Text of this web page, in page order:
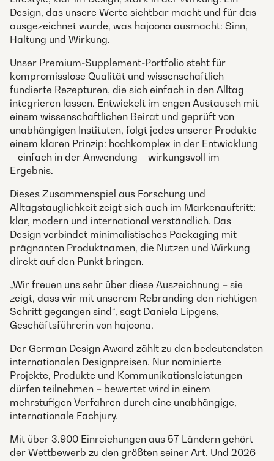
Design, das unsere Werte sichtbar macht und für das
ausgezeichnet wurde, was hajoona ausmacht: Sinn,
Haltung und Wirkung.
Unser Premium-Supplement-Portfolio steht für
kompromisslose Qualität und wissenschaftlich
fundierte Rezepturen, die sich einfach in den Alltag
integrieren lassen. Entwickelt im engen Austausch mit
einem wissenschaftlichen Beirat und geprüft von
unabhängigen Instituten, folgt jedes unserer Produkte
einem klaren Prinzip: hochkomplex in der Entwicklung
– einfach in der Anwendung – wirkungsvoll im
Ergebnis.
Dieses Zusammenspiel aus Forschung und
Alltagstauglichkeit zeigt sich auch im Markenauftritt:
klar, modern und international verständlich. Das
Design verbindet minimalistisches Packaging mit
prägnanten Produktnamen, die Nutzen und Wirkung
direkt auf den Punkt bringen.
„Wir freuen uns sehr über diese Auszeichnung – sie
zeigt, dass wir mit unserem Rebranding den richtigen
Schritt gegangen sind“, sagt Daniela Lipgens,
Geschäftsführerin von hajoona.
Der German Design Award zählt zu den bedeutendsten
internationalen Designpreisen. Nur nominierte
Projekte, Produkte und Kommunikationsleistungen
dürfen teilnehmen – bewertet wird in einem
mehrstufigen Verfahren durch eine unabhängige,
internationale Fachjury.
Mit über 3.900 Einreichungen aus 57 Ländern gehört
der Wettbewerb zu den größten seiner Art. Und 2026